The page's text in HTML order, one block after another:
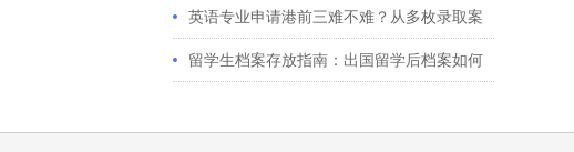
英语专业申请港前三难不难？从多枚录取案
例看港大、港中文申请要求
留学生档案存放指南：出国留学后档案如何